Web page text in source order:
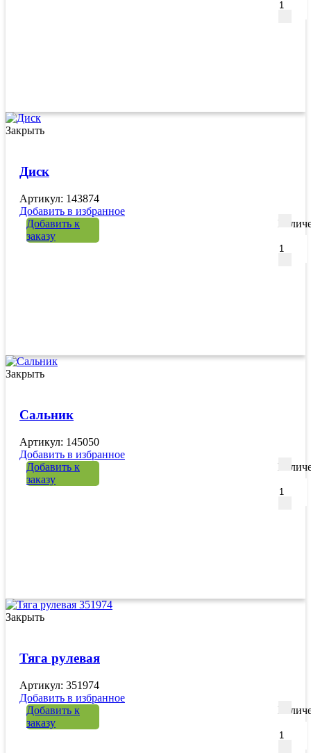
Закрыть
Диск
Артикул: 143874
Добавить в избранное
Добавить к
заказу
Закрыть
Сальник
Артикул: 145050
Добавить в избранное
Добавить к
заказу
Закрыть
Тяга рулевая
Артикул: 351974
Добавить в избранное
Добавить к
заказу